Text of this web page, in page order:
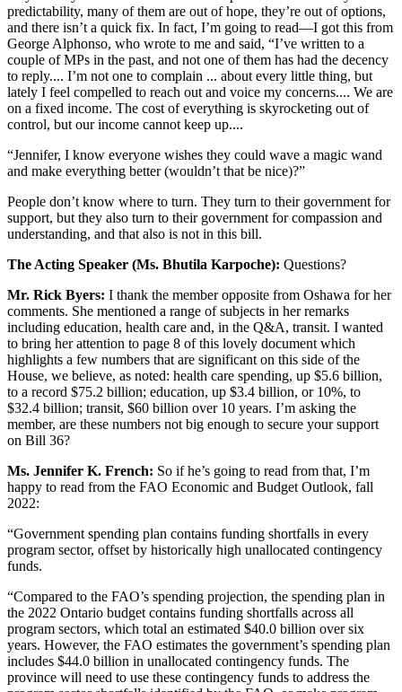
predictability, many of them are out of hope, they’re out of options,
and there isn’t a quick fix. In fact, I’m going to read—I got this from
George Alphonso, who wrote to me and said, “I’ve written to a
couple of MPs in the past, and not one of them has had the decency
to reply.... I’m not one to complain ... about every little thing, but
lately I feel compelled to reach out and voice my concerns.... We are
on a fixed income. The cost of everything is skyrocketing out of
control, but our income cannot keep up....
“Jennifer, I know everyone wishes they could wave a magic wand
and make everything better (wouldn’t that be nice)?”
People don’t know where to turn. They turn to their government for
support, but they also turn to their government for compassion and
understanding, and that also is not in this bill.
The Acting Speaker (Ms. Bhutila Karpoche): Questions?
Mr. Rick Byers: I thank the member opposite from Oshawa for her
comments. She mentioned a range of subjects in her remarks
including education, health care and, in the Q&A, transit. I wanted
to bring her attention to page 8 of this lovely document which
highlights a few numbers that are significant on this side of the
House, we believe, as noted: health care spending, up $5.6 billion,
to a record $75.2 billion; education, up $3.4 billion, or 10%, to
$32.4 billion; transit, $60 billion over 10 years. I’m asking the
member, are these numbers not big enough to secure your support
on Bill 36?
Ms. Jennifer K. French: So if he’s going to read from that, I’m
happy to read from the FAO Economic and Budget Outlook, fall
2022:
“Government spending plan contains funding shortfalls in every
program sector, offset by historically high unallocated contingency
funds.
“Compared to the FAO’s spending projection, the spending plan in
the 2022 Ontario budget contains funding shortfalls across all
program sectors, which total an estimated $40.0 billion over six
years. However, the FAO estimates the government’s spending plan
includes $44.0 billion in unallocated contingency funds. The
province will need to use these contingency funds to address the